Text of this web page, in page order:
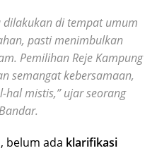
dilakukan di tempat umum
pasti menimbulkan
Pemilihan Reje Kampung
semangat kebersamaan,
mistis,” ujar seorang
belum ada klarifikasi